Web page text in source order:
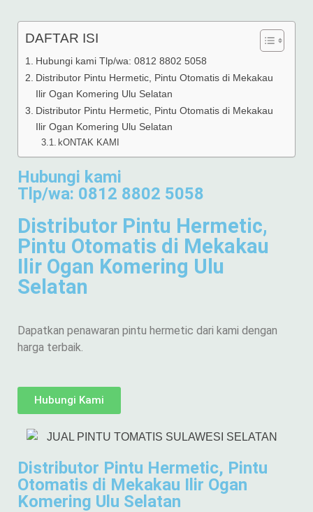
DAFTAR ISI
Hubungi kami Tlp/wa: 0812 8802 5058
Distributor Pintu Hermetic, Pintu Otomatis di Mekakau
Ilir Ogan Komering Ulu Selatan
Distributor Pintu Hermetic, Pintu Otomatis di Mekakau
Ilir Ogan Komering Ulu Selatan
kONTAK KAMI
Hubungi kami
Tlp/wa: 0812 8802 5058
Distributor Pintu Hermetic,
Pintu Otomatis di Mekakau
Ilir Ogan Komering Ulu
Selatan
Dapatkan penawaran pintu hermetic dari kami dengan
harga terbaik.
Hubungi Kami
Distributor Pintu Hermetic, Pintu
Otomatis di Mekakau Ilir Ogan
Komering Ulu Selatan